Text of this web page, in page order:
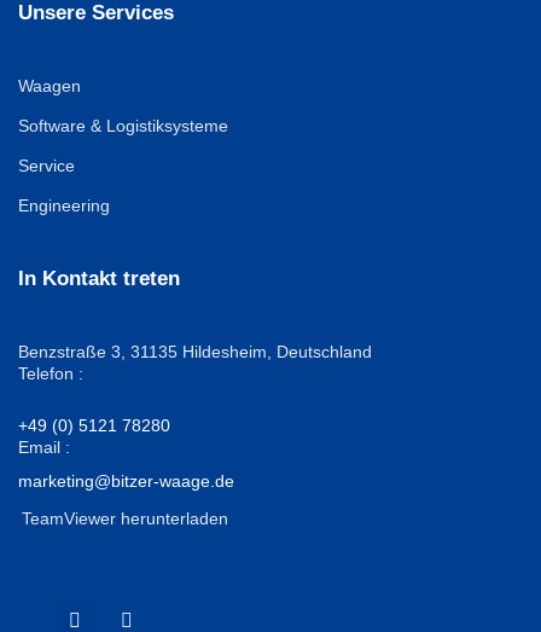
Unsere Services
Waagen
Software & Logistiksysteme
Service
Engineering
In Kontakt treten
Benzstraße 3, 31135 Hildesheim, Deutschland
Telefon :
+49 (0) 5121 78280
Email :
marketing@bitzer-waage.de
TeamViewer herunterladen